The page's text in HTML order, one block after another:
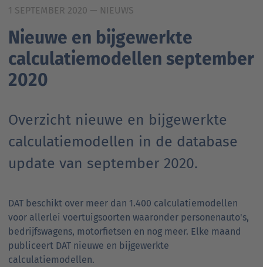
1 SEPTEMBER 2020 — NIEUWS
Nieuwe en bijgewerkte
calculatiemodellen september
2020
Overzicht nieuwe en bijgewerkte
calculatiemodellen in de database
update van september 2020.
DAT beschikt over meer dan 1.400 calculatiemodellen
voor allerlei voertuigsoorten waaronder personenauto's,
bedrijfswagens, motorfietsen en nog meer. Elke maand
publiceert DAT nieuwe en bijgewerkte
calculatiemodellen.